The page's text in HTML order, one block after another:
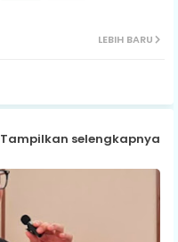
ap
p
LEBIH BARU
Tampilkan selengkapnya